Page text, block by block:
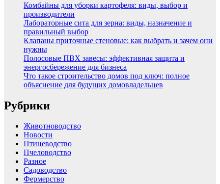
Комбайны для уборки картофеля: виды, выбор и
производители
Лабораторные сита для зерна: виды, назначение и
правильный выбор
Клапаны приточные стеновые: как выбрать и зачем они
нужны
Полосовые ПВХ завесы: эффективная защита и
энергосбережение для бизнеса
Что такое строительство домов под ключ: полное
объяснение для будущих домовладельцев
Рубрики
Животноводство
Новости
Птицеводство
Пчеловодство
Разное
Садоводство
Фермерство